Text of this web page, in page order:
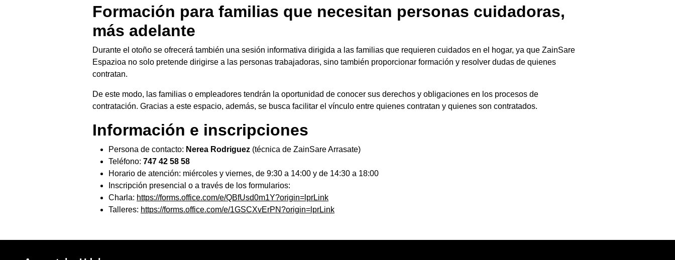
Formación para familias que necesitan personas cuidadoras,
más adelante
Durante el otoño se ofrecerá también una sesión informativa dirigida a las familias que requieren cuidados en el hogar, ya que ZainSare
Espazioa no solo pretende dirigirse a las personas trabajadoras, sino también proporcionar formación y resolver dudas de quienes
contratan.
De este modo, las familias o empleadores tendrán la oportunidad de conocer sus derechos y obligaciones en los procesos de
contratación. Gracias a este espacio, además, se busca facilitar el vínculo entre quienes contratan y quienes son contratados.
Información e inscripciones
Persona de contacto: Nerea Rodriguez (técnica de ZainSare Arrasate)
Teléfono: 747 42 58 58
Horario de atención: miércoles y viernes, de 9:30 a 14:00 y de 14:30 a 18:00
Inscripción presencial o a través de los formularios:
Charla: https://forms.office.com/e/QBfUsd0m1Y?origin=lprLink
Talleres: https://forms.office.com/e/1GSCXvErPN?origin=lprLink